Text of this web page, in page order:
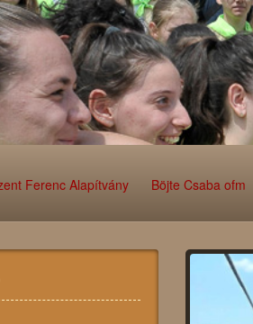
Ferenc Alapítvány Böjte Csaba ofm